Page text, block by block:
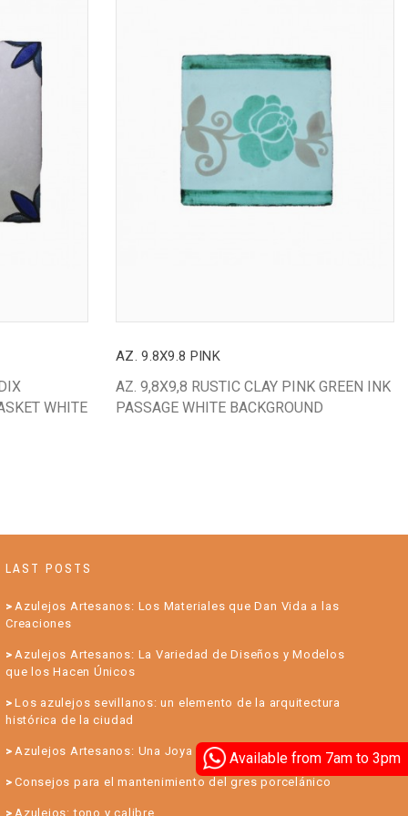
Available from 7am to 3pm
WHITE
AZ. 9.8X9.8 PINK
AZ. 9,8X9,8 RUSTIC CLAY PINK GREEN INK
PASSAGE WHITE BACKGROUND
LAST POSTS
Azulejos Artesanos: Los Materiales que Dan Vida a las
Creaciones
Azulejos Artesanos: La Variedad de Diseños y Modelos
que los Hacen Únicos
Los azulejos sevillanos: un elemento de la arquitectura
histórica de la ciudad
Azulejos Artesanos: Una Joya para su Hogar
Consejos para el mantenimiento del gres porcelánico
Azulejos: tono y calibre